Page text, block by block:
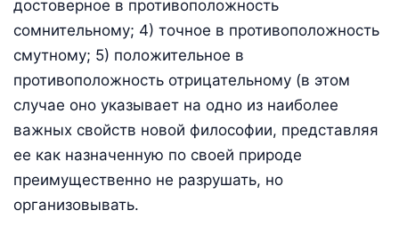
достоверное в противоположность
сомнительному; 4) точное в противоположность
смутному; 5) положительное в
противоположность отрицательному (в этом
случае оно указывает на одно из наиболее
важных свойств новой философии, представляя
ее как назначенную по своей природе
преимущественно не разрушать, но
организовывать.